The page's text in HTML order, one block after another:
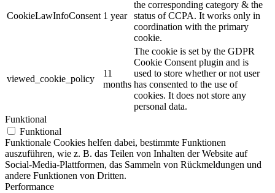
CookieLawInfoConsent 1 year
the corresponding category & the
status of CCPA. It works only in
coordination with the primary
cookie.
viewed_cookie_policy
11
months
The cookie is set by the GDPR
Cookie Consent plugin and is
used to store whether or not user
has consented to the use of
cookies. It does not store any
personal data.
Funktional
Funktional
Funktionale Cookies helfen dabei, bestimmte Funktionen
auszuführen, wie z. B. das Teilen von Inhalten der Website auf
Social-Media-Plattformen, das Sammeln von Rückmeldungen und
andere Funktionen von Dritten.
Performance